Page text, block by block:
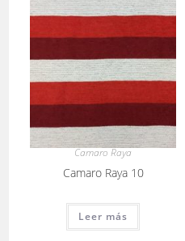
Camaro Raya
Camaro Raya 10
Leer más